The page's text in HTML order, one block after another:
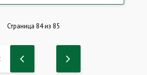
Страница 84 из 85